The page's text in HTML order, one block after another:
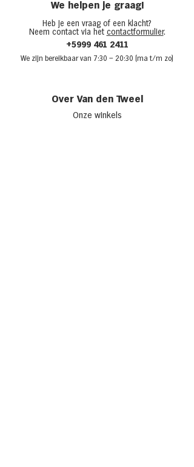
We helpen je graag!
Heb je een vraag of een klacht?
Neem contact via het contactformulier.
+5999 461 2411
We zijn bereikbaar van 7:30 – 20:30 (ma t/m zo)
Over Van den Tweel
Onze winkels